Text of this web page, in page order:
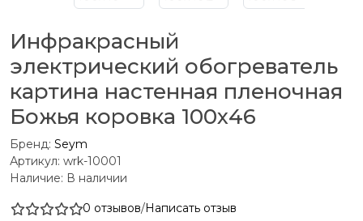
Инфракрасный
электрический обогреватель
картина настенная пленочная
Божья коровка 100х46
Бренд: Seym
Артикул: wrk-10001
Наличие: В наличии
0 отзывов/Написать отзыв